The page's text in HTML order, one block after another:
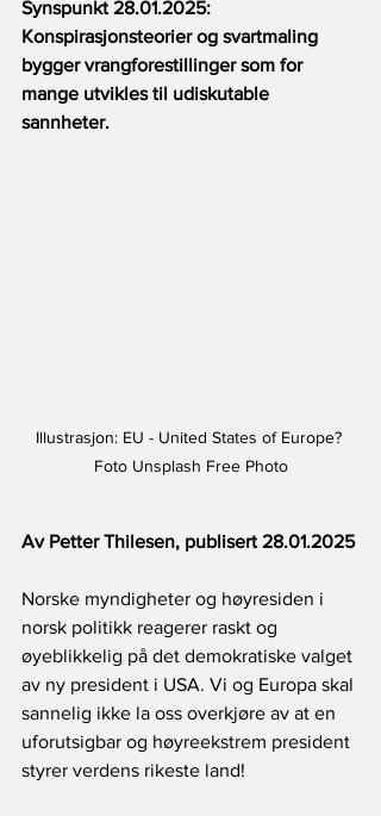
Synspunkt 28.01.2025:
Konspirasjonsteorier og svartmaling
bygger vrangforestillinger som for
mange utvikles til udiskutable
sannheter.
Illustrasjon: EU - United States of Europe?
Foto Unsplash Free Photo
Av Petter Thilesen, publisert 28.01.2025
Norske myndigheter og høyresiden i
norsk politikk reagerer raskt og
øyeblikkelig på det demokratiske valget
av ny president i USA. Vi og Europa skal
sannelig ikke la oss overkjøre av at en
uforutsigbar og høyreekstrem president
styrer verdens rikeste land!